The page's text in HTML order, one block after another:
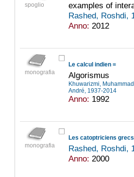
spoglio
examples of
Rashed, Roshdi,
Anno: 2012
monografia
Le calcul indien =
Algorismus
Khuwarizmi,
André, 1937-2014
Anno: 1992
monografia
Les catoptriciens grecs
Rashed, Roshdi,
Anno: 2000